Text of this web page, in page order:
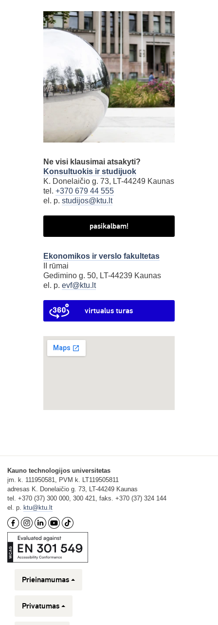
Ne visi klausimai atsakyti?
Konsultuokis ir studijuok
K. Donelaičio g. 73, LT-44249 Kaunas
tel. +370 679 44 555
el. p. studijos@ktu.lt
pasikalbam!
Ekonomikos ir verslo fakultetas
II rūmai
Gedimino g. 50, LT-44239 Kaunas
el. p. evf@ktu.lt
virtualus turas
Kauno technologijos universitetas
įm. k. 111950581, PVM k. LT119505811
adresas K. Donelaičio g. 73, LT-44249 Kaunas
tel. +370 (37) 300 000, 300 421, faks. +370 (37) 324 144
el. p. ktu@ktu.lt
Prieinamumas
Privatumas